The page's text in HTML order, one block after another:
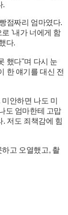
.
점짜리 엄마였다.
'내가 너에게 함
다.
했다"며 다시 눈
한 얘기를 대신 전
안하면 나도 미
도 엄마한테 고맙
저도 죄책감에 힘
고 오열했고, 촬